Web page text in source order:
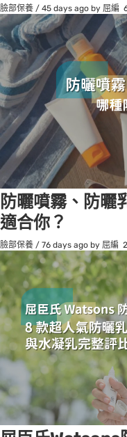
臉部保養 / 45 days ago by 屈編
防曬噴霧、防曬
適合你？
臉部保養 / 76 days ago by 屈編